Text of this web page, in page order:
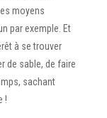
moyens
par exemple. Et
à se trouver
de sable, de faire
sachant
!